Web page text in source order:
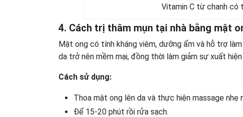
Vitamin C từ chanh có
4. Cách trị thâm mụn tại nhà bằng mật
Mật ong có tính kháng viêm, dưỡng ẩm và hỗ trợ
da trở nên mềm mại, đồng thời làm giảm sự xuất
Cách sử dụng:
Thoa mật ong lên da và thực hiện massage nhẹ
Để 15-20 phút rồi rửa sạch.